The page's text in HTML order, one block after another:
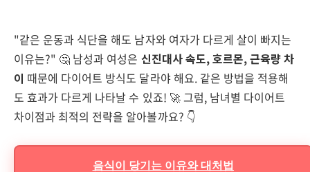
"같은 운동과 식단을 해도 남자와 여자가 다르게 살이 빠지는
이유는?" 🤔 남성과 여성은 신진대사 속도, 호르몬, 근육량 차
이 때문에 다이어트 방식도 달라야 해요. 같은 방법을 적용해
도 효과가 다르게 나타날 수 있죠! 🚀 그럼, 남녀별 다이어트
차이점과 최적의 전략을 알아볼까요? 👇
음식이 당기는 이유와 대처법